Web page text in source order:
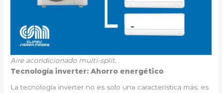
Aire acondicionado multi-split.
Tecnología inverter: Ahorro energético
La tecnología inverter no es solo una característica más; es